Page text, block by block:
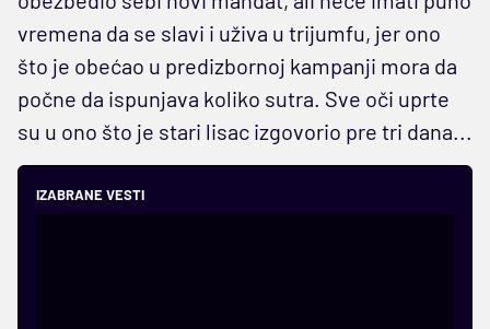
vremena da se slavi i uživa u trijumfu, jer ono
što je obećao u predizbornoj kampanji mora da
počne da ispunjava koliko sutra. Sve oči uprte
su u ono što je stari lisac izgovorio pre tri dana...
IZABRANE VESTI